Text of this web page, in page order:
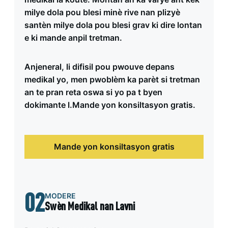
milye dola pou blesi minè rive nan plizyè
santèn milye dola pou blesi grav ki dire lontan
e ki mande anpil tretman.
Anjeneral, li difisil pou pwouve depans
medikal yo, men pwoblèm ka parèt si tretman
an te pran reta oswa si yo pa t byen
dokimante l.Mande yon konsiltasyon gratis.
Mande yon konsiltasyon gratis
02MODERE
Swèn Medikal nan Lavni